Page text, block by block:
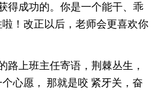
得成功的。你是一个能干、乖
！改正以后，老师会更喜欢你
路上班主任寄语，荆棘丛生，
心愿， 那就是咬 紧牙关，奋